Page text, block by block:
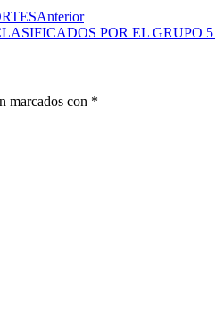
Anterior
POR EL
marcados con *